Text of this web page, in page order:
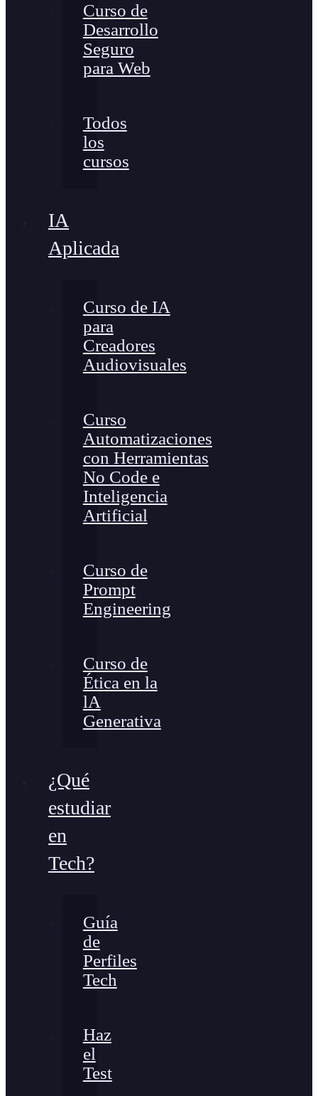
Curso de
Desarrollo
Seguro
para Web
Todos
los
cursos
IA
Aplicada
Curso de IA
para
Creadores
Audiovisuales
Curso
Automatizaciones
con Herramientas
No Code e
Inteligencia
Artificial
Curso de
Prompt
Engineering
Curso de
Ética en la
lA
Generativa
¿Qué
estudiar
en
Tech?
Guía
de
Perfiles
Tech
Haz
el
Test